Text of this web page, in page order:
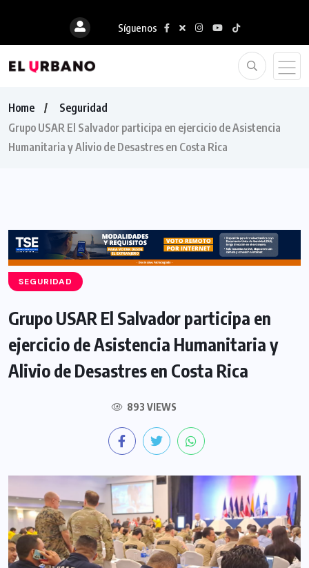
Síguenos
Home
Seguridad
Grupo USAR El Salvador participa en ejercicio de Asistencia
Humanitaria y Alivio de Desastres en Costa Rica
SEGURIDAD
Grupo USAR El Salvador participa en
ejercicio de Asistencia Humanitaria y
Alivio de Desastres en Costa Rica
893 VIEWS